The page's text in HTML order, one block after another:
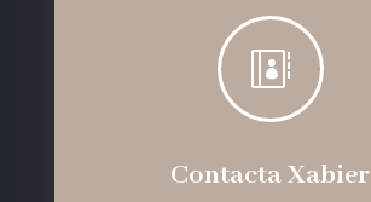

Contacta Xabier